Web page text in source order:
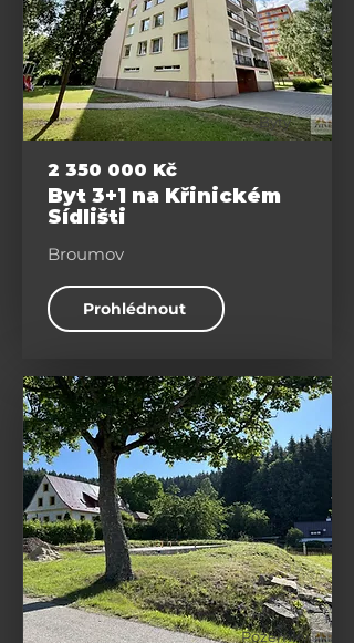
Byty
2 350 000 Kč
Byt 3+1 na Křinickém
Sídlišti
Broumov
Prohlédnout
Pozemky